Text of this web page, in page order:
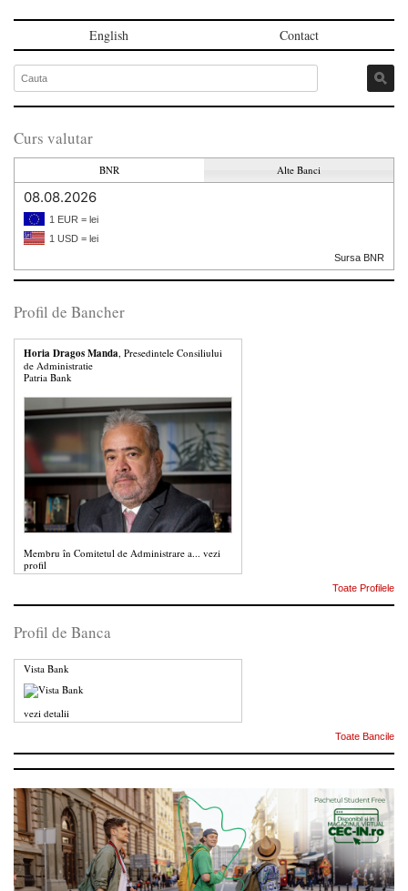
English Contact
Curs valutar
BNR Alte Banci
08.08.2026
1 EUR = lei
1 USD = lei
Sursa BNR
Profil de Bancher
Horia Dragos Manda , Presedintele Consiliului
de Administratie
Patria Bank
Membru în Comitetul de Administrare a... vezi
profil
Toate Profilele
Profil de Banca
Vista Bank
vezi detalii
Toate Bancile